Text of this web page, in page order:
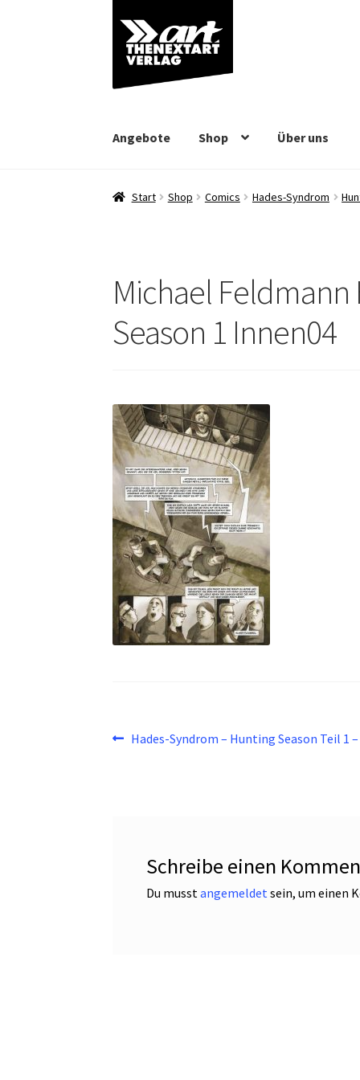
Zur
Navigation
springen
Zum
Inhalt
springen
Angebote Shop Über uns
Start Shop Comics Hades-Syndrom
Michael
Season 1 Innen04
Beitragsnavigation
Vorheriger
Hades-Syndrom – Hunting Season Teil 1
Schreibe einen
Du musst angemeldet sein, um einen